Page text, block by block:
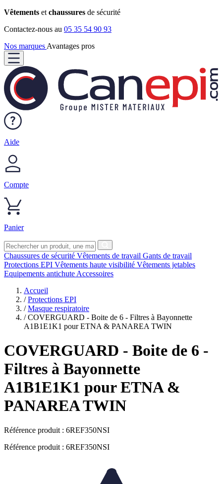
Vêtements et chaussures de sécurité
Contactez-nous au 05 35 54 90 93
Nos marques Avantages pros
Aide
Compte
Panier
Chaussures de sécurité Vêtements de travail Gants de travail
Protections EPI Vêtements haute visibilité Vêtements jetables
Equipements antichute Accessoires
Accueil
/ Protections EPI
/ Masque respiratoire
/ COVERGUARD - Boite de 6 - Filtres à Bayonnette
A1B1E1K1 pour ETNA & PANAREA TWIN
COVERGUARD - Boite de 6 -
Filtres à Bayonnette
A1B1E1K1 pour ETNA &
PANAREA TWIN
Référence produit : 6REF350NSI
Référence produit : 6REF350NSI